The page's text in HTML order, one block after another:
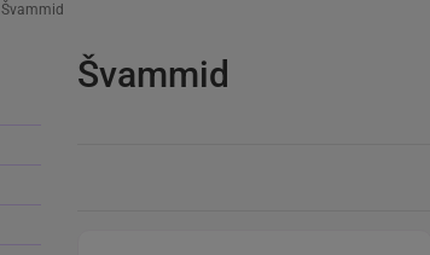
Švammid
Švammid